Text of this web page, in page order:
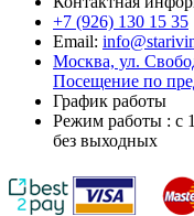
+7 (926) 130 15 35
Email:
Москва, ул.
Посещение по
График работы
Режим работы : с
без выходных